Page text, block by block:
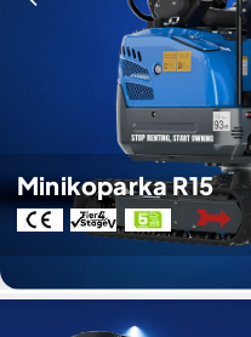
Minikoparka R15